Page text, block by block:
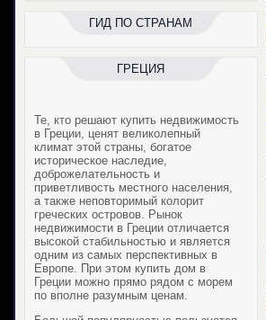
ГИД ПО СТРАНАМ
ГРЕЦИЯ
Те, кто решают купить недвижимость
в Греции, ценят великолепный
климат этой страны, богатое
историческое наследие,
доброжелательность и
приветливость местного населения,
а также неповторимый колорит
греческих островов. Рынок
недвижимости в Грецииотличается
высокой стабильностью и является
одним из самых перспективных в
Европе. При этом купить дом в
Грецииможно прямо рядом с морем
по вполне разумным ценам.